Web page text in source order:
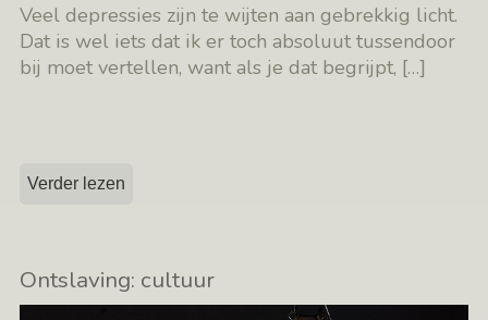
Veel depressies zijn te wijten aan gebrekkig licht.
Dat is wel iets dat ik er toch absoluut tussendoor
bij moet vertellen, want als je dat begrijpt, […]
Verder lezen
Ontslaving: cultuur